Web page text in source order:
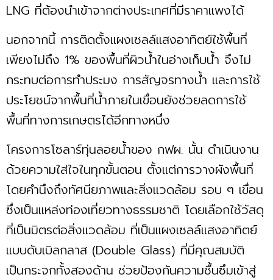
LNG ที่ต้องนำเข้าจากต่างประเทศที่มีราคาแพงได้
นอกจากนี้ การติดตั้งแผงเซลล์แสงอาทิตย์ใช้พื้นที่
เพียงไม่ถึง 1% ของพื้นที่ผิวนํ้าในอ่างเก็บนํ้า จึงไม่
กระทบต่อการทำประมง การสัญจรทางนํ้า และการใช้
ประโยชน์จากพื้นที่นํ้าภายในเขื่อนยังช่วยลดการใช้
พื้นที่ทางการเกษตรได้อีกทางหนึ่ง
โครงการโซลาร์ทุ่นลอยนํ้าของ กฟผ. นั้น ดำเนินงาน
ด้วยความใส่ใจในทุกขั้นตอน ตั้งแต่การวางผังพื้นที่
โดยคำนึงถึงทัศนียภาพและสิ่งแวดล้อม รอบ ๆ เขื่อน
ซึ่งเป็นแหล่งท่องเที่ยวทางธรรมชาติ โดยเลือกใช้วัสดุ
ที่เป็นมิตรต่อสิ่งแวดล้อม ที่เป็นแผงเซลล์แสงอาทิตย์
แบบดับเบิลกลาส (Double Glass) ที่มีคุณสมบัติ
เป็นกระจกทั้งสองด้าน ช่วยป้องกันความชื้นซึมเข้าสู่